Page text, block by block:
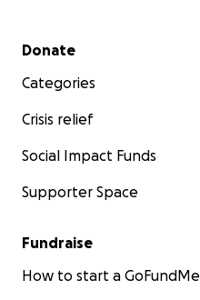
Secondary menu
Donate
Categories
Crisis relief
Social Impact Funds
Supporter Space
Fundraise
How to start a GoFundMe